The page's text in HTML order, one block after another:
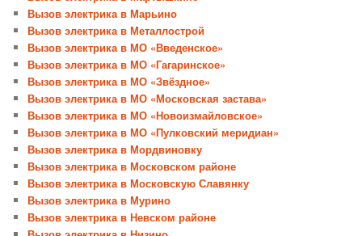
Вызов электрика в Марьино
Вызов электрика в Металлострой
Вызов электрика в МО «Введенское»
Вызов электрика в МО «Гагаринское»
Вызов электрика в МО «Звёздное»
Вызов электрика в МО «Московская застава»
Вызов электрика в МО «Новоизмайловское»
Вызов электрика в МО «Пулковский меридиан»
Вызов электрика в Мордвиновку
Вызов электрика в Московском районе
Вызов электрика в Московскую Славянку
Вызов электрика в Мурино
Вызов электрика в Невском районе